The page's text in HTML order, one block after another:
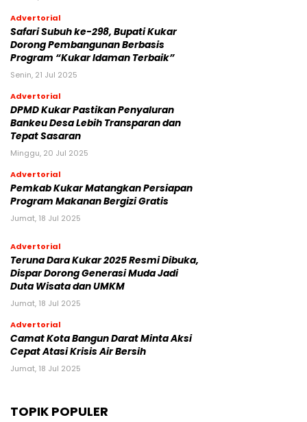
Advertorial
Safari Subuh ke-298, Bupati Kukar
Dorong Pembangunan Berbasis
Program “Kukar Idaman Terbaik”
Senin, 21 Jul 2025
Advertorial
DPMD Kukar Pastikan Penyaluran
Bankeu Desa Lebih Transparan dan
Tepat Sasaran
Minggu, 20 Jul 2025
Advertorial
Pemkab Kukar Matangkan Persiapan
Program Makanan Bergizi Gratis
Jumat, 18 Jul 2025
Advertorial
Teruna Dara Kukar 2025 Resmi Dibuka,
Dispar Dorong Generasi Muda Jadi
Duta Wisata dan UMKM
Jumat, 18 Jul 2025
Advertorial
Camat Kota Bangun Darat Minta Aksi
Cepat Atasi Krisis Air Bersih
Jumat, 18 Jul 2025
TOPIK POPULER